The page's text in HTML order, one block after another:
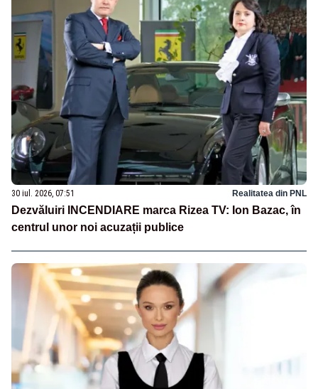
30 iul. 2026, 07:51 Realitatea din PNL
Dezvăluiri INCENDIARE marca Rizea TV: Ion Bazac, în
centrul unor noi acuzații publice